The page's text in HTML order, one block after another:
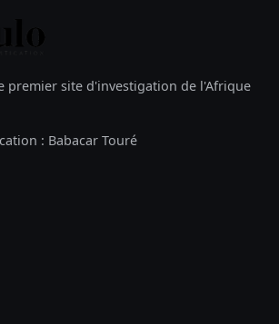
premier site d'investigation de l'Afrique
: Babacar Touré